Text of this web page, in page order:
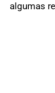
algumas